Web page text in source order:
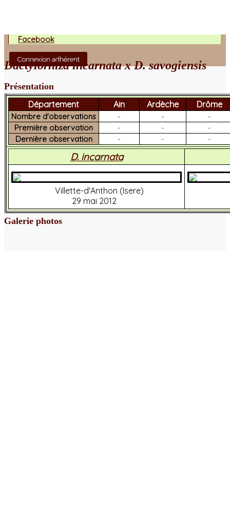
Facebook
Connexion adhérent
Dactylorhiza incarnata x D. savogiensis
Présentation
Département
Ain Ardèche Drôme
Nombre d'observations - -
-
Première observation
- -
-
Dernière observation
- - -
D. incarnata
Villette-d'Anthon (Isere)
29 mai 2012
Galerie photos